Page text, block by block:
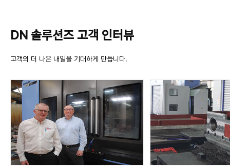
DN 솔루션즈 고객 인터뷰
고객의 더 나은 내일을 기대하게 만듭니다.